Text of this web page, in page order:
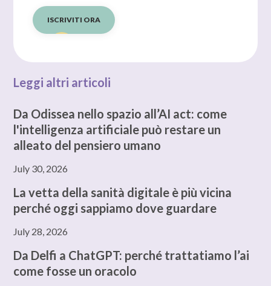
ISCRIVITI ORA
Leggi altri articoli
Da Odissea nello spazio all’AI act: come
l'intelligenza artificiale può restare un
alleato del pensiero umano
July 30, 2026
La vetta della sanità digitale è più vicina
perché oggi sappiamo dove guardare
July 28, 2026
Da Delfi a ChatGPT: perché trattatiamo l’ai
come fosse un oracolo